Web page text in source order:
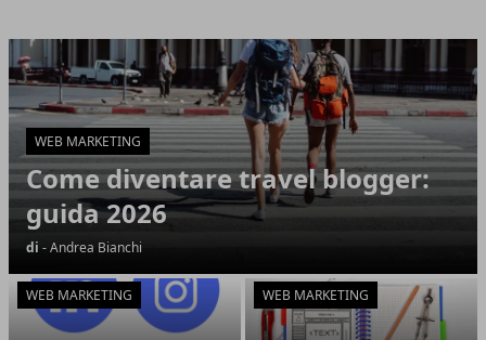
Articoli in Evidenza
WEB MARKETING
Come diventare travel blogger:
guida 2026
di - Andrea Bianchi
WEB MARKETING WEB MARKETING